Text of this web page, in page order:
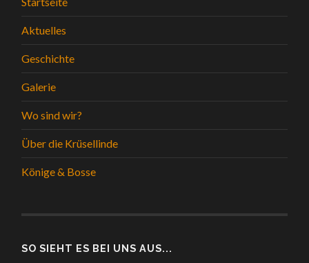
Aktuelles
Geschichte
Galerie
Wo sind wir?
Über die Krüsellinde
Könige & Bosse
SO SIEHT ES BEI UNS AUS...